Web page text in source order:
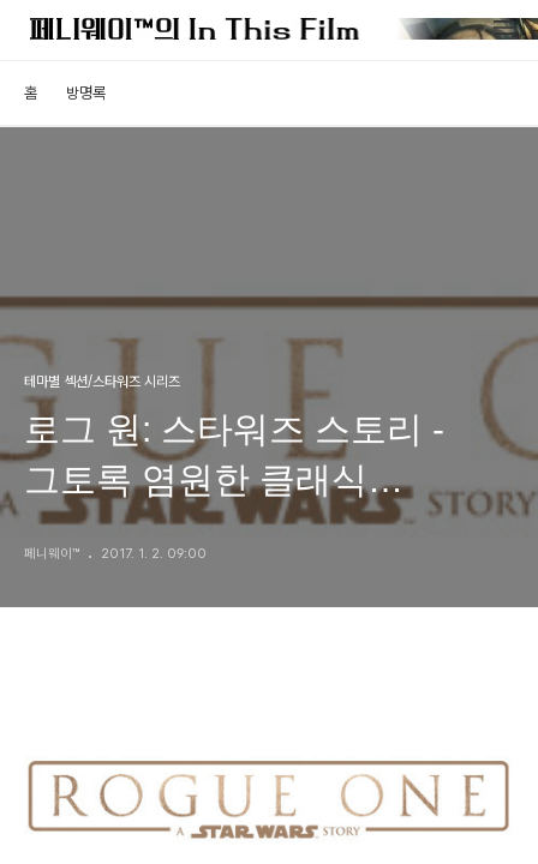
홈 방명록
테마별 섹션/스타워즈 시리즈
로그 원: 스타워즈 스토리 -
그토록 염원한 클래식
스타워즈의 귀환
페니웨이™ 2017. 1. 2. 09:00